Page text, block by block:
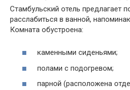
Стамбульский отель предлагает
расслабиться в ванной,
Комната обустроена:
каменными сиденьями;
полами с подогревом;
парной (расположена